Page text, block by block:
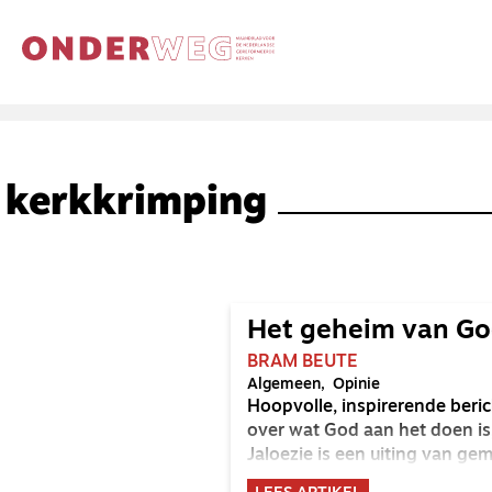
kerkkrimping
Het geheim van
BRAM BEUTE
Algemeen Opinie
Hoopvolle, inspirerende
over wat God aan het doen
Jaloezie is een uiting van